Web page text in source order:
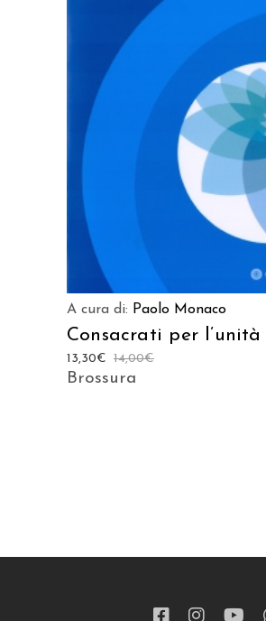
AGGIUNGI AL CARRELLO
A cura di: Paolo Monaco
Consacrati per l’unità
14,00€
13,30€
Brossura